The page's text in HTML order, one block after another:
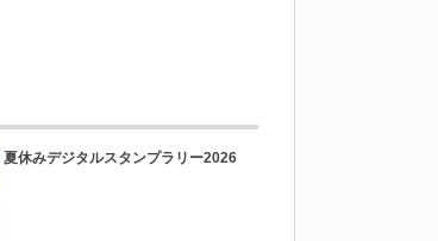
夏休みデジタルスタンプラリー2026